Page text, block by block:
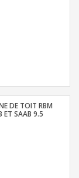
DE TOIT RBM
ET SAAB 9.5